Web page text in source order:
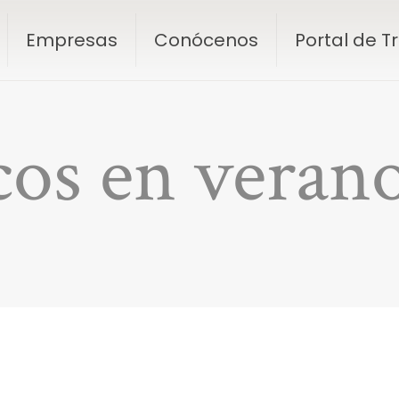
Empresas Conócenos Portal de
en